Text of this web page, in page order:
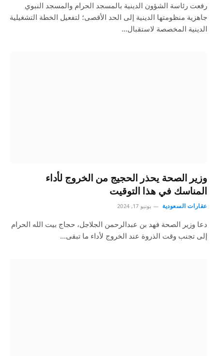
‏رفعت رئاسة الشؤون الدينية بالمسجد الحرام والمسجد النبوي
جاهزية منظومتها الدينية إلى الحد الأقصى؛ لتفعيل الخطة التشغيلية
الدينية المخصصة لاستقبال…
وزير الصحة يحذر الحجيج من الخروج لأداء
المناسك في هذا التوقيت
عقارات السعودية يونيو 17, 2024
دعا وزير الصحة فهد بن عبدالرحمن الجلاجل، حجاج بيت الله الحرام
إلى تجنب وقت الذروة عند الخروج لأداء ما تبقى…